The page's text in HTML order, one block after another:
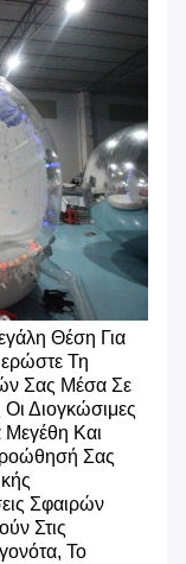
Θέση Για
Τη
Σας Μέσα Σε
Οι Διογκώσιμες
Μεγέθη Και
Σας
Σφαιρών
Στις
Το